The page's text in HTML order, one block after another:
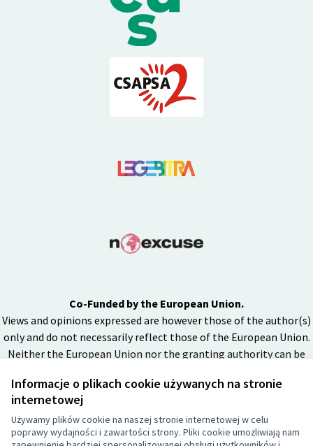
Informacje o plikach cookie używanych na stronie
internetowej
Używamy plików cookie na naszej stronie internetowej w celu
poprawy wydajności i zawartości strony. Pliki cookie umożliwiają nam
Co-Funded by the European Union.
Views and opinions expressed are however those of the author(s)
only and do not necessarily reflect those of the European Union.
Neither the European Union nor the granting authority can be
(Link zewnętrzny)
Licencja
(Link